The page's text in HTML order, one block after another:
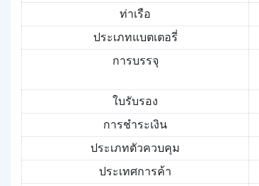
ท่าเรือ
ประเภทแบตเตอรี่
การบรรจุ
ใบรับรอง
การชำระเงิน
ประเภทตัวควบคุม
ประเทศการค้า